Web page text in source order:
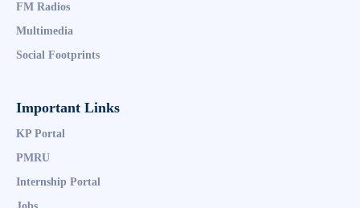
FM Radios
Multimedia
Social Footprints
Important Links
KP Portal
PMRU
Internship Portal